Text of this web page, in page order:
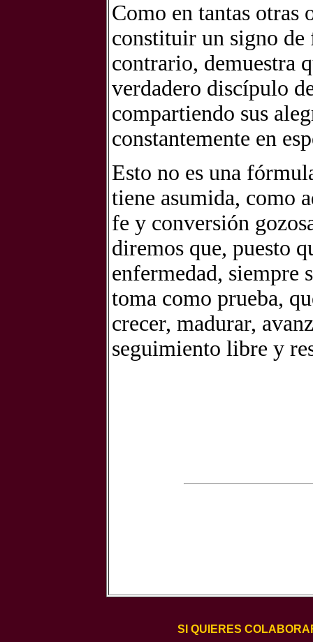
Como en tantas otras
constituir un signo
contrario, demuestra
verdadero discípulo
compartiendo sus
constantemente en
Esto no es una
tiene asumida, como
fe y conversión
diremos que, puesto
enfermedad, siempre
toma como prueba,
crecer, madurar,
seguimiento libre y
SI QUIERES